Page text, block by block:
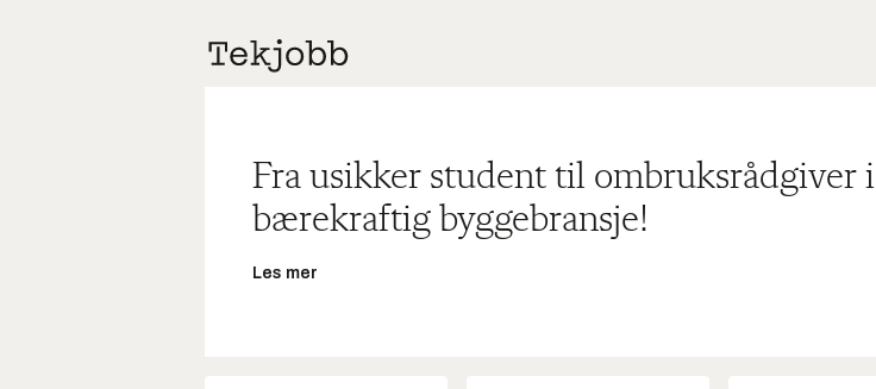
Fra usikker student til ombruksrådgiver i
bærekraftig byggebransje!
Les mer